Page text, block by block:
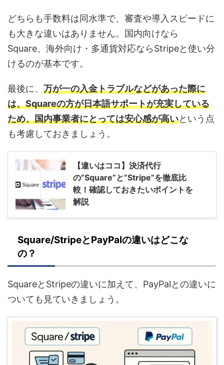
どちらも手数料は同水準で、審査や導入スピードに
も大きな違いはありません。国内向けなら
Square、海外向け・多通貨対応ならStripeと使い分
けるのが基本です。
最後に、 万が一の入金トラブルなどがあった際に
は、Squareの方が日本語サポートが充実している
ため、国内事業者にとっては安心感が高いという点
も考慮しておきましょう。
【違いはココ】決済代行
の”Square”と”Stripe”を徹底比
較！確認しておきたいポイントを
解説
Square/StripeとPayPalの違いはどこな
の？
SquareとStripeの違いに加えて、PayPalとの違いに
ついても見ていきましょう。